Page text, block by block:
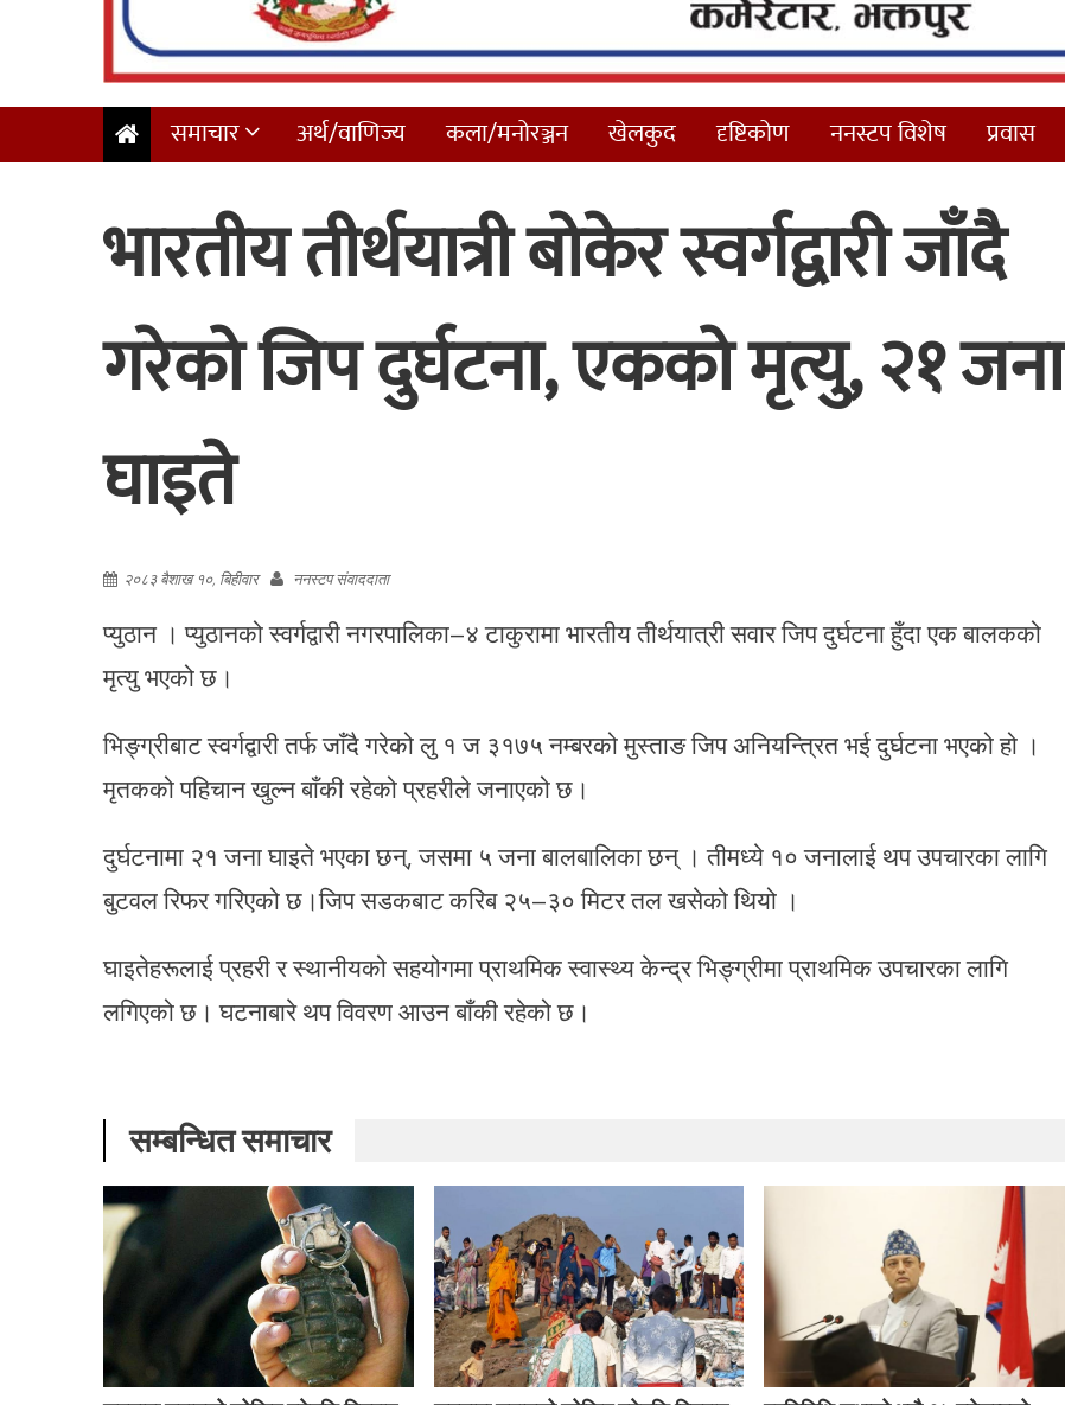
समाचार अर्थ/वाणिज्य कला/मनोरञ्जन खेलकुद दृष्टिकोण ननस्टप विशेष प्रवास
भारतीय तीर्थयात्री बोकेर स्वर्गद्वारी जाँदै
गरेको जिप दुर्घटना, एकको मृत्यु, २१ जना
घाइते
२०८३ बैशाख १०, बिहीवार ननस्टप संवाददाता
प्युठान । प्युठानको स्वर्गद्वारी नगरपालिका–४ टाकुरामा भारतीय तीर्थयात्री सवार जिप दुर्घटना हुँदा एक बालकको
मृत्यु भएको छ।
भिङ्ग्रीबाट स्वर्गद्वारी तर्फ जाँदै गरेको लु १ ज ३१७५ नम्बरको मुस्ताङ जिप अनियन्त्रित भई दुर्घटना भएको हो ।
मृतकको पहिचान खुल्न बाँकी रहेको प्रहरीले जनाएको छ।
दुर्घटनामा २१ जना घाइते भएका छन्, जसमा ५ जना बालबालिका छन् । तीमध्ये १० जनालाई थप उपचारका लागि
बुटवल रिफर गरिएको छ।जिप सडकबाट करिब २५–३० मिटर तल खसेको थियो ।
घाइतेहरूलाई प्रहरी र स्थानीयको सहयोगमा प्राथमिक स्वास्थ्य केन्द्र भिङ्ग्रीमा प्राथमिक उपचारका लागि
लगिएको छ। घटनाबारे थप विवरण आउन बाँकी रहेको छ।
सम्बन्धित समाचार